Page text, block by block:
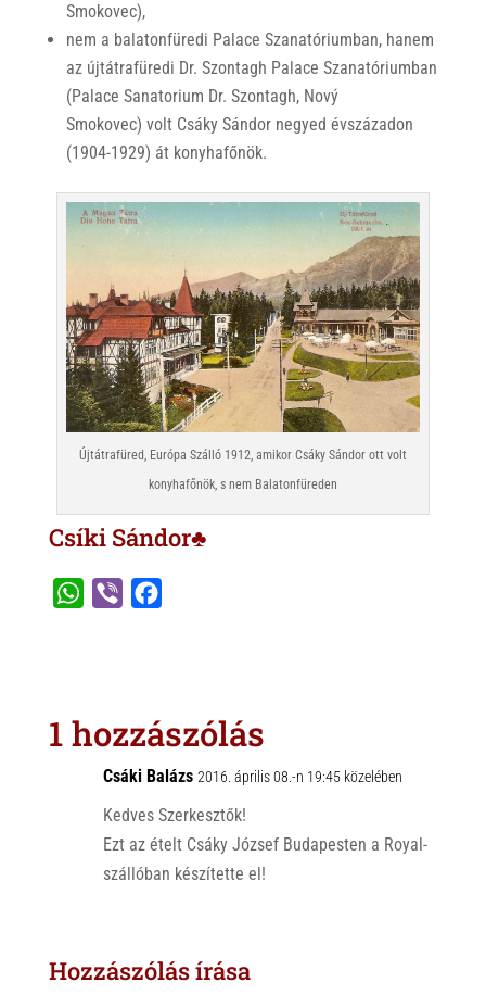
Smokovec),
nem a balatonfüredi Palace Szanatóriumban, hanem
az újtátrafüredi Dr. Szontagh Palace Szanatóriumban
(Palace Sanatorium Dr. Szontagh, Nový
Smokovec) volt Csáky Sándor negyed évszázadon
(1904-1929) át konyhafőnök.
Újtátrafüred, Európa Szálló 1912, amikor Csáky Sándor ott volt
konyhafőnök, s nem Balatonfüreden
Csíki Sándor♣
A
o
o
k
1 hozzászólás
Csáki Balázs 2016. április 08.-n 19:45 közelében
Kedves Szerkesztők!
Ezt az ételt Csáky József Budapesten a Royal-
szállóban készítette el!
Hozzászólás írása